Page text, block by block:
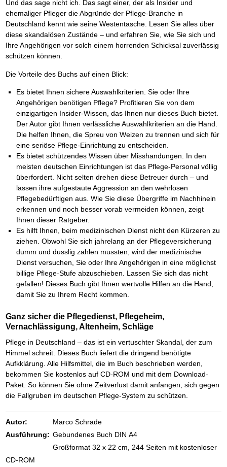
Und das sage nicht ich. Das sagt einer, der als Insider und
ehemaliger Pfleger die Abgründe der Pflege-Branche in
Deutschland kennt wie seine Westentasche. Lesen Sie alles über
diese skandalösen Zustände – und erfahren Sie, wie Sie sich und
Ihre Angehörigen vor solch einem horrenden Schicksal zuverlässig
schützen können.
Die Vorteile des Buchs auf einen Blick:
Es bietet Ihnen sichere Auswahlkriterien. Sie oder Ihre
Angehörigen benötigen Pflege? Profitieren Sie von dem
einzigartigen Insider-Wissen, das Ihnen nur dieses Buch bietet.
Der Autor gibt Ihnen verlässliche Auswahlkriterien an die Hand.
Die helfen Ihnen, die Spreu von Weizen zu trennen und sich für
eine seriöse Pflege-Einrichtung zu entscheiden.
Es bietet schützendes Wissen über Misshandungen. In den
meisten deutschen Einrichtungen ist das Pflege-Personal völlig
überfordert. Nicht selten drehen diese Betreuer durch – und
lassen ihre aufgestaute Aggression an den wehrlosen
Pflegebedürftigen aus. Wie Sie diese Übergriffe im Nachhinein
erkennen und noch besser vorab vermeiden können, zeigt
Ihnen dieser Ratgeber.
Es hilft Ihnen, beim medizinischen Dienst nicht den Kürzeren zu
ziehen. Obwohl Sie sich jahrelang an der Pflegeversicherung
dumm und dusslig zahlen mussten, wird der medizinische
Dienst versuchen, Sie oder Ihre Angehörigen in eine möglichst
billige Pflege-Stufe abzuschieben. Lassen Sie sich das nicht
gefallen! Dieses Buch gibt Ihnen wertvolle Hilfen an die Hand,
damit Sie zu Ihrem Recht kommen.
Ganz sicher die Pflegedienst, Pflegeheim,
Vernachlässigung, Altenheim, Schläge
Pflege in Deutschland – das ist ein vertuschter Skandal, der zum
Himmel schreit. Dieses Buch liefert die dringend benötigte
Aufkklärung. Alle Hilfsmittel, die im Buch beschrieben werden,
bekommen Sie kostenlos auf CD-ROM und mit dem Download-
Paket. So können Sie ohne Zeitverlust damit anfangen, sich gegen
die Fallgruben im deutschen Pflege-System zu schützen.
Autor:
Marco Schrade
Ausführung: Gebundenes Buch DIN A4
Großformat 32 x 22 cm, 244 Seiten mit kostenloser
CD-ROM